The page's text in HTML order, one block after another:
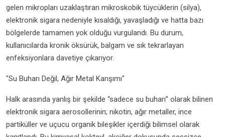
gelen mikropları uzaklaştıran mikroskobik tüycüklerin (silya),
elektronik sigara nedeniyle kısaldığı, yavaşladığı ve hatta bazı
bölgelerde tamamen yok olduğu vurgulandı. Bu durum,
kullanıcılarda kronik öksürük, balgam ve sık tekrarlayan
enfeksiyonlara davetiye çıkarıyor.
"Su Buharı Değil, Ağır Metal Karışımı"
Halk arasında yanlış bir şekilde “sadece su buharı” olarak bilinen
elektronik sigara aerosollerinin; nikotin, ağır metaller, ince
partiküller ve uçucu organik bileşikler içerdiği bilimsel olarak